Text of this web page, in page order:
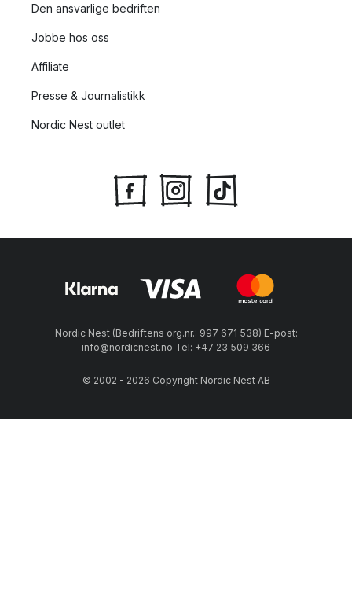
Den ansvarlige bedriften
Jobbe hos oss
Affiliate
Presse & Journalistikk
Nordic Nest outlet
Nordic Nest (Bedriftens org.nr.: 997 671 538) E-post:
info@nordicnest.no Tel: +47 23 509 366
© 2002 - 2026 Copyright Nordic Nest AB